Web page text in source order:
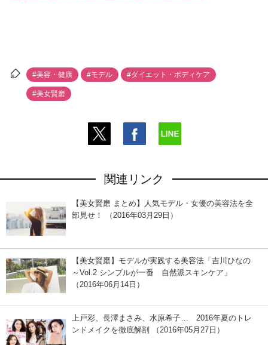
#美容・健康 #モデル #ダイエット・ボディケア
#美女賢磨
関連リンク
【美女賢磨 まとめ】人気モデル・女優の美容法を全
部見せ！ （2016年03月29日）
【美女賢磨】モデルが実践する美容法「吉川ひなの
～Vol.2 シンプルが一番 自然派スキンケア」
（2016年06月14日）
上戸彩、長澤まさみ、水原希子… 2016年夏のトレ
ンドメイクを徹底解剖 （2016年05月27日）